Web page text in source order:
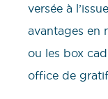
versée à
avantages en
ou les box
office de